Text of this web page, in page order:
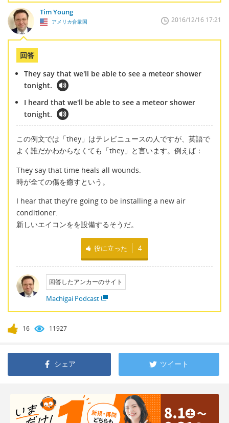
Tim Young
アメリカ合衆国 2016/12/16 17:21
回答
They say that we'll be able to see a meteor shower
tonight.
I heard that we'll be able to see a meteor shower
tonight.
この例文では「they」はテレビニュースの人ですが、英語で
よく誰だかわからなくても「they」と言います。例えば：
They say that time heals all wounds.
時が全ての傷を癒すという。
I hear that they're going to be installing a new air
conditioner.
新しいエイコンをを設備するそうだ。
役に立った 4
回答したアンカーのサイト
Machigai Podcast
16 11927
シェア ツイート